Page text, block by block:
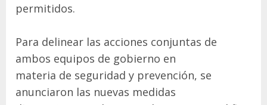
permitidos.
Para delinear las acciones conjuntas de
ambos equipos de gobierno en
materia de seguridad y prevención, se
anunciaron las nuevas medidas